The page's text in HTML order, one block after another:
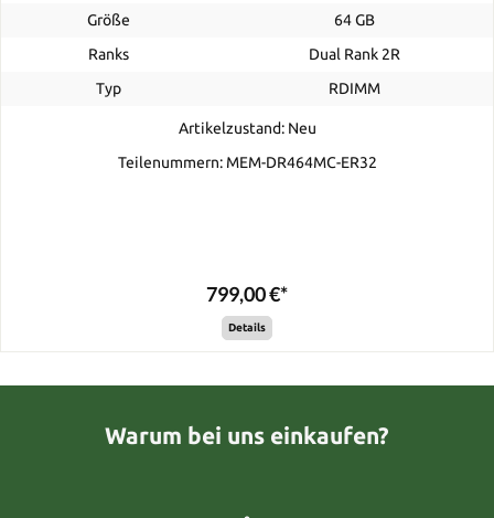
Größe
64 GB
Ranks
Dual Rank 2R
Typ
RDIMM
Artikelzustand: Neu
Teilenummern: MEM-DR464MC-ER32
799,00 €*
Details
Warum bei uns einkaufen?